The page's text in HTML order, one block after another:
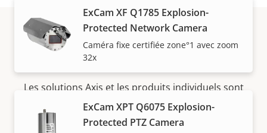
ExCam XF Q1785 Explosion-
Protected Network Camera
Caméra fixe certifiée zone°1 avec zoom
32x
ExCam XPT Q6075 Explosion-
Protected PTZ Camera
Acheter
Les solutions Axis et les produits individuels sont
vendus et installés de manière experte par nos
partenaires de confiance.